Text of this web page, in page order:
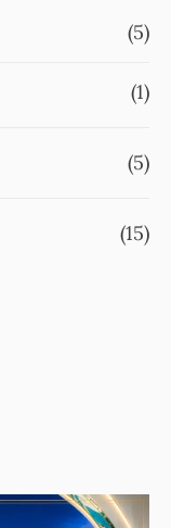
(5)
(1)
(5)
(15)